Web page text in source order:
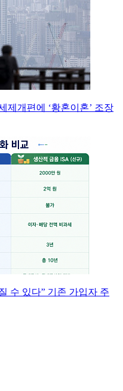
제개편에 ‘황혼이혼’ 조장
수 있다” 기존 가입자 주